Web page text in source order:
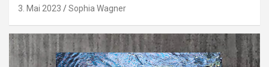
3. Mai 2023 Sophia Wagner